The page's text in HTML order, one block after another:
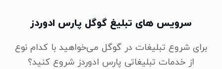
سرویس های تبلیغ گوگل پارس ادوردز
برای شروع تبلیغات در گوگل می‌خواهید با کدام نوع
از خدمات تبلیغاتی پارس ادوردز شروع کنید؟